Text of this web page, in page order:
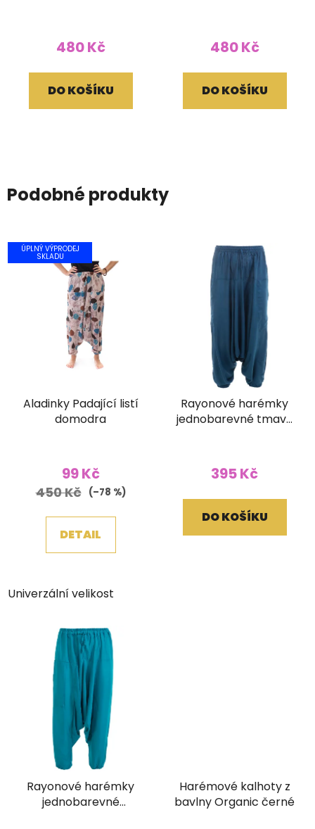
480 Kč
DO KOŠÍKU
480 Kč
DO KOŠÍKU
Podobné produkty
ÚPLNÝ VÝPRODEJ
SKLADU
Aladinky Padající listí
domodra
99 Kč
450 Kč (–78 %)
DETAIL
Univerzální velikost
Rayonové harémky
jednobarevné tmavě
395 Kč
DO KOŠÍKU
Rayonové harémky
jednobarevné
Harémové kalhoty z
bavlny Organic černé